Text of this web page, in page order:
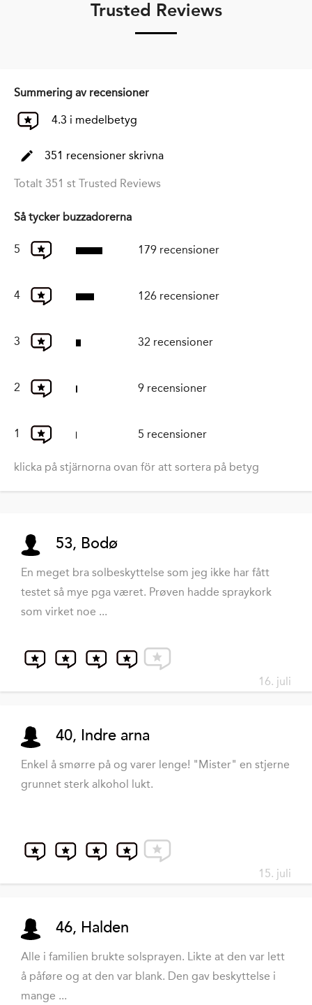
Trusted Reviews
Summering av recensioner
4.3 i medelbetyg
351 recensioner skrivna
Totalt 351 st Trusted Reviews
Så tycker buzzadorerna
5 179 recensioner
4 126 recensioner
3 32 recensioner
2 9 recensioner
1 5 recensioner
klicka på stjärnorna ovan för att sortera på betyg
53, Bodø
En meget bra solbeskyttelse som jeg ikke har fått
testet så mye pga været. Prøven hadde spraykork
som virket noe ...
16. juli
40, Indre arna
Enkel å smørre på og varer lenge! "Mister" en stjerne
grunnet sterk alkohol lukt.
15. juli
46, Halden
Alle i familien brukte solsprayen. Likte at den var lett
å påføre og at den var blank. Den gav beskyttelse i
mange ...